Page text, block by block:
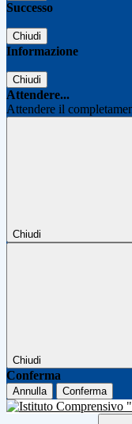
Successo
Chiudi
Informazione
Chiudi
Attendere...
Attendere il
Chiudi
Chiudi
Conferma
Annulla Conferma